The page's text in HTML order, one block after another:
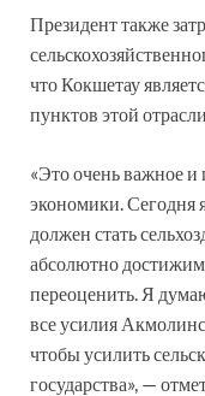
Президент также
что Кокшетау
пунктов этой
«Это очень важное
экономики. Сегодня
должен стать
абсолютно
переоценить. Я
все усилия
чтобы усилить
государства», —